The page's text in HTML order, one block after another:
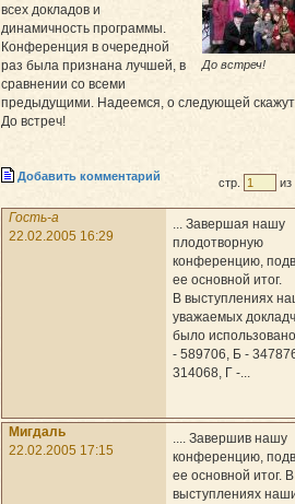
До встреч!
всех докладов и
динамичность программы.
Конференция в очередной
раз была признана лучшей, в
сравнении со всеми
предыдущими. Надеемся, о следующей скажут
До встреч!
Добавить комментарий стр. из
Гость-a
22.02.2005 16:29
... Завершая нашу
плодотворную
конференцию,
ее основной итог.
В выступлениях
уважаемых
было
- 589706, Б -
314068, Г -...
Мигдаль
22.02.2005 17:15
.... Завершив нашу
конференцию,
ее основной итог. В
выступлениях